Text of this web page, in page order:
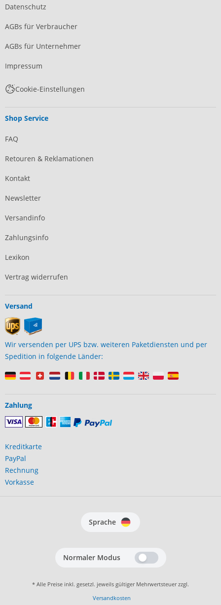
Datenschutz
AGBs für Verbraucher
AGBs für Unternehmer
Impressum
Cookie-Einstellungen
Shop Service
FAQ
Retouren & Reklamationen
Kontakt
Newsletter
Versandinfo
Zahlungsinfo
Lexikon
Vertrag widerrufen
Versand
Wir versenden per UPS bzw. weiteren Paketdiensten und per
Spedition in folgende Länder:
Zahlung
Kreditkarte
PayPal
Rechnung
Vorkasse
Sprache
Normaler Modus
* Alle Preise inkl. gesetzl. jeweils gültiger Mehrwertsteuer zzgl.
Versandkosten